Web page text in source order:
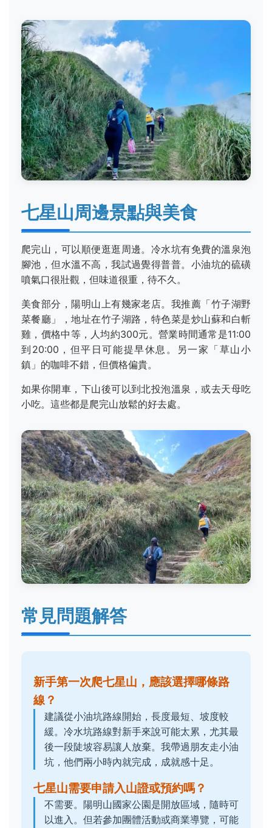
七星山周邊景點與美食
爬完山，可以順便逛逛周邊。冷水坑有免費的溫泉泡
腳池，但水溫不高，我試過覺得普普。小油坑的硫磺
噴氣口很壯觀，但味道很重，待不久。
美食部分，陽明山上有幾家老店。我推薦「竹子湖野
菜餐廳」，地址在竹子湖路，特色菜是炒山蘇和白斬
雞，價格中等，人均約300元。營業時間通常是11:00
到20:00，但平日可能提早休息。另一家「草山小
鎮」的咖啡不錯，但價格偏貴。
如果你開車，下山後可以到北投泡溫泉，或去天母吃
小吃。這些都是爬完山放鬆的好去處。
常見問題解答
新手第一次爬七星山，應該選擇哪條路
線？
建議從小油坑路線開始，長度最短、坡度較
緩。冷水坑路線對新手來說可能太累，尤其最
後一段陡坡容易讓人放棄。我帶過朋友走小油
坑，他們兩小時內就完成，成就感十足。
七星山需要申請入山證或預約嗎？
不需要。陽明山國家公園是開放區域，隨時可
以進入。但若參加團體活動或商業導覽，可能